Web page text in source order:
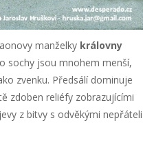
manželkykrálovny
sochy jsou mnohem menší,
zvenku. Předsálí dominuje
zdoben reliéfy zobrazujícími
z bitvy s odvěkými nepřáteli